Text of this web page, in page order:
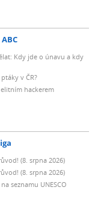
Kdy jde o únavu a kdy
v ČR?
hackerem
(8. srpna 2026)
(8. srpna 2026)
seznamu UNESCO